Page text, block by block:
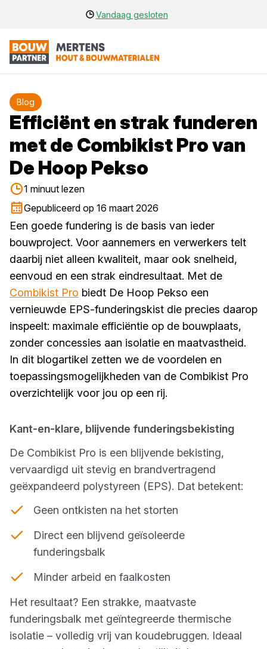
Vandaag gesloten
Blog
Efficiënt en strak funderen
met de Combikist Pro van
De Hoop Pekso
1 minuut lezen
Gepubliceerd op 16 maart 2026
Een goede fundering is de basis van ieder
bouwproject. Voor aannemers en verwerkers telt
daarbij niet alleen kwaliteit, maar ook snelheid,
eenvoud en een strak eindresultaat. Met de
Combikist Pro biedt De Hoop Pekso een
vernieuwde EPS-funderingskist die precies daarop
inspeelt: maximale efficiëntie op de bouwplaats,
zonder concessies aan isolatie en maatvastheid.
In dit blogartikel zetten we de voordelen en
toepassingsmogelijkheden van de Combikist Pro
overzichtelijk voor jou op een rij.
Kant-en-klare, blijvende funderingsbekisting
De Combikist Pro is een blijvende bekisting,
vervaardigd uit stevig en brandvertragend
geëxpandeerd polystyreen (EPS). Dat betekent:
Geen ontkisten na het storten
Direct een blijvend geïsoleerde
funderingsbalk
Minder arbeid en faalkosten
Het resultaat? Een strakke, maatvaste
funderingsbalk met geïntegreerde thermische
isolatie – volledig vrij van koudebruggen. Ideaal